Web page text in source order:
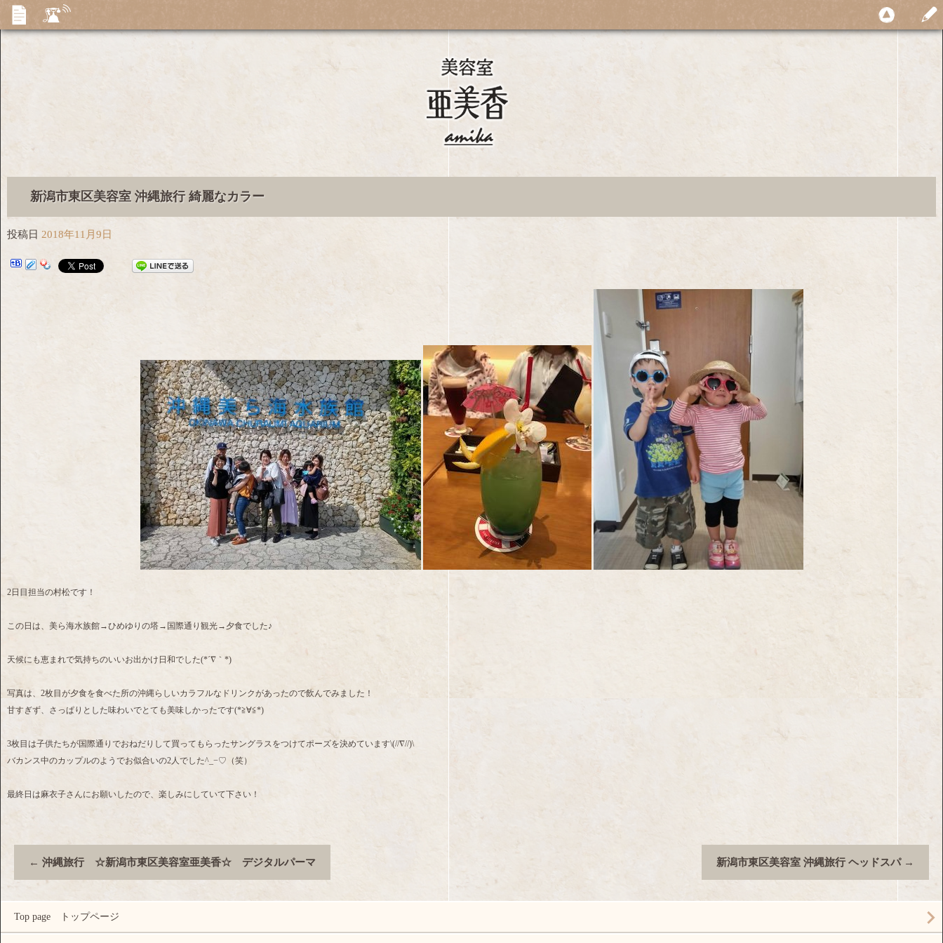
新潟市東区美容室 沖縄旅行 綺麗なカラー
投稿日 2018年11月9日
2日目担当の村松です！
この日は、美ら海水族館→ひめゆりの塔→国際通り観光→夕食でした♪
天候にも恵まれで気持ちのいいお出かけ日和でした(*´∇｀*)
写真は、2枚目が夕食を食べた所の沖縄らしいカラフルなドリンクがあったので飲んでみました！
甘すぎず、さっぱりとした味わいでとても美味しかったです(*≧∀≦*)
3枚目は子供たちが国際通りでおねだりして買ってもらったサングラスをつけてポーズを決めています\(//∇//)\
バカンス中のカップルのようでお似合いの2人でした^_−♡（笑）
最終日は麻衣子さんにお願いしたので、楽しみにしていて下さい！
← 沖縄旅行 ☆新潟市東区美容室亜美香☆ デジタルパーマ 新潟市東区美容室 沖縄旅行 ヘッドスパ →
Top page トップページ